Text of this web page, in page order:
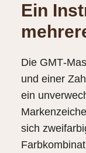
Ein
Die
und einer
ein
sich